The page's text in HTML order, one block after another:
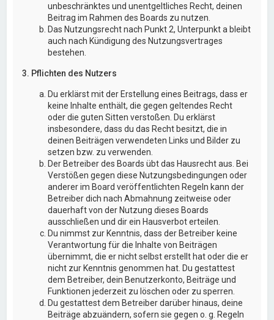
unbeschränktes und unentgeltliches Recht, deinen
Beitrag im Rahmen des Boards zu nutzen.
Das Nutzungsrecht nach Punkt 2, Unterpunkt a bleibt
auch nach Kündigung des Nutzungsvertrages
bestehen.
3. Pflichten des Nutzers
Du erklärst mit der Erstellung eines Beitrags, dass er
keine Inhalte enthält, die gegen geltendes Recht
oder die guten Sitten verstoßen. Du erklärst
insbesondere, dass du das Recht besitzt, die in
deinen Beiträgen verwendeten Links und Bilder zu
setzen bzw. zu verwenden.
Der Betreiber des Boards übt das Hausrecht aus. Bei
Verstößen gegen diese Nutzungsbedingungen oder
anderer im Board veröffentlichten Regeln kann der
Betreiber dich nach Abmahnung zeitweise oder
dauerhaft von der Nutzung dieses Boards
ausschließen und dir ein Hausverbot erteilen.
Du nimmst zur Kenntnis, dass der Betreiber keine
Verantwortung für die Inhalte von Beiträgen
übernimmt, die er nicht selbst erstellt hat oder die er
nicht zur Kenntnis genommen hat. Du gestattest
dem Betreiber, dein Benutzerkonto, Beiträge und
Funktionen jederzeit zu löschen oder zu sperren.
Du gestattest dem Betreiber darüber hinaus, deine
Beiträge abzuändern, sofern sie gegen o. g. Regeln